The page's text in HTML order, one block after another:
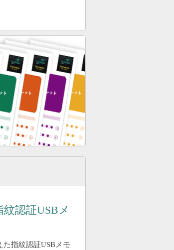
認証USBメ
指紋認証USBメモ